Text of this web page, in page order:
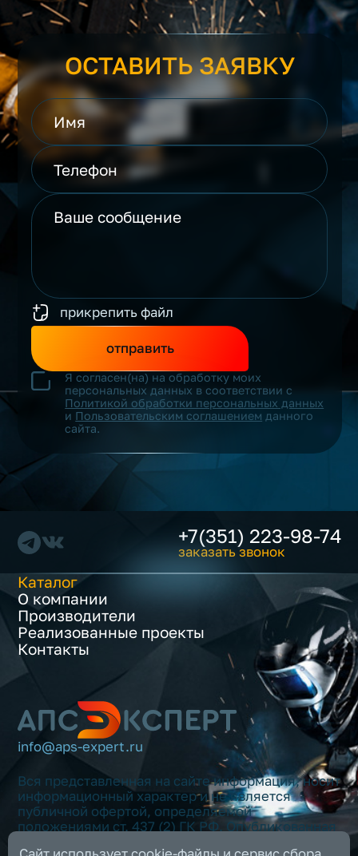
ОСТАВИТЬ ЗАЯВКУ
прикрепить файл
отправить
Я согласен(на) на обработку моих
персональных данных в соответствии с
Политикой обработки персональных данных
и Пользовательским соглашением данного
сайта.
+7(351) 223-98-74
заказать звонок
Каталог
О компании
Производители
Реализованные проекты
Контакты
info@aps-expert.ru
Вся представленная на сайте информация, носит
информационный характер и не является
публичной офертой, определяемой
положениями ст. 437 (2) ГК РФ. Опубликованная